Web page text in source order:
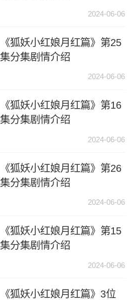
2024-06-06
《狐妖小红娘月红篇》第25
集分集剧情介绍
2024-06-06
《狐妖小红娘月红篇》第16
集分集剧情介绍
2024-06-06
《狐妖小红娘月红篇》第26
集分集剧情介绍
2024-06-06
《狐妖小红娘月红篇》第15
集分集剧情介绍
2024-06-06
《狐妖小红娘月红篇》3位